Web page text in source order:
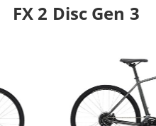
FX 2 Disc Gen 3